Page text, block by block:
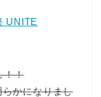
UNITE
！！
かになりまし